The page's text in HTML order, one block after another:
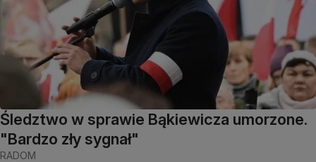
Śledztwo w sprawie Bąkiewicza umorzone.
"Bardzo zły sygnał"
RADOM